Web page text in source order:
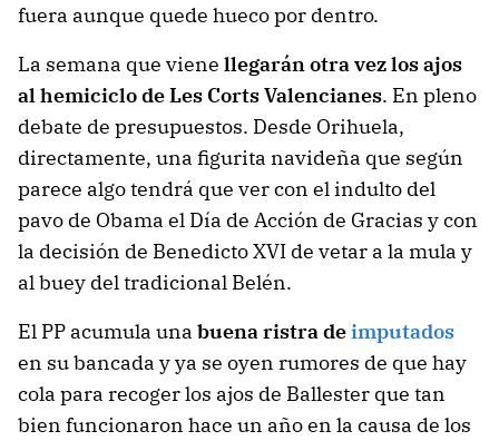
fuera aunque quede hueco por dentro.
La semana que viene llegarán otra vez los ajos
al hemiciclo de Les Corts Valencianes. En pleno
debate de presupuestos. Desde Orihuela,
directamente, una figurita navideña que según
parece algo tendrá que ver con el indulto del
pavo de Obama el Día de Acción de Gracias y con
la decisión de Benedicto XVI de vetar a la mula y
al buey del tradicional Belén.
El PP acumula una buena ristra deimputados
en su bancada y ya se oyen rumores de que hay
cola para recoger los ajos de Ballester que tan
bien funcionaron hace un año en la causa de los